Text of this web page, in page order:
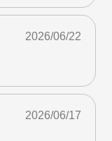
2026/06/22
2026/06/17